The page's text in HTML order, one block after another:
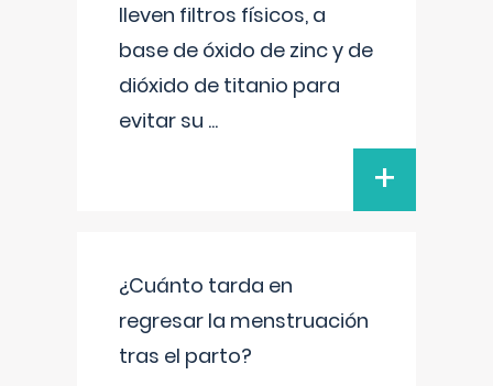
lleven filtros físicos, a
base de óxido de zinc y de
dióxido de titanio para
evitar su ...
+
¿Cuánto tarda en
regresar la menstruación
tras el parto?